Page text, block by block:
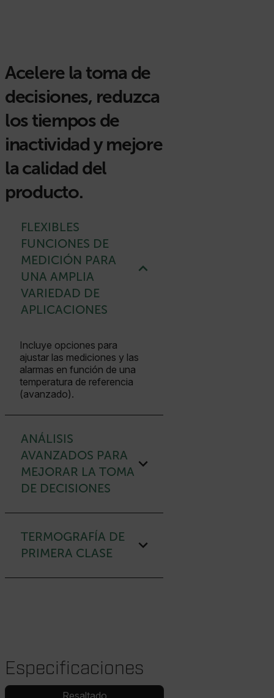
Acelere la toma de
decisiones, reduzca
los tiempos de
inactividad y mejore
la calidad del
producto.
FLEXIBLES
FUNCIONES DE
MEDICIÓN PARA
UNA AMPLIA
VARIEDAD DE
APLICACIONES
Incluye opciones para
ajustar las mediciones y las
alarmas en función de una
temperatura de referencia
(avanzado).
ANÁLISIS
AVANZADOS PARA
MEJORAR LA TOMA
DE DECISIONES
TERMOGRAFÍA DE
PRIMERA CLASE
Especificaciones